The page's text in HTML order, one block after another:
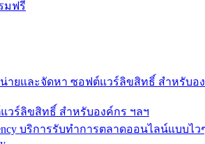
วร์ลิขสิทธิ์ สำหรับองค์กร ฯลฯ